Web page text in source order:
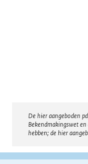
De hier aangeboden
Bekendmakingswet
hebben; de hier